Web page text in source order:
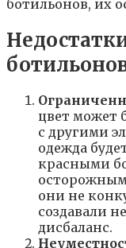
цвет может
с другими
одежда
красными
они не
создавали
дисбаланс.